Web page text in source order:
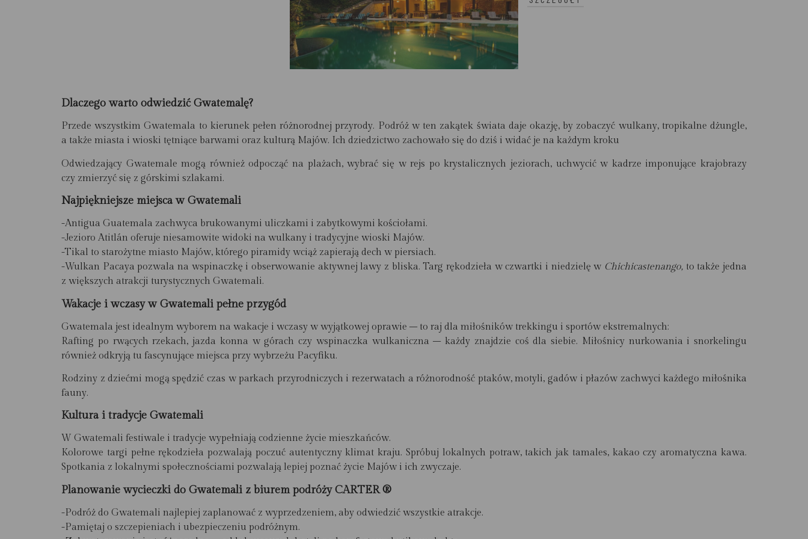
Dlaczego warto odwiedzić Gwatemalę?
Przede wszystkim Gwatemala to kierunek pełen różnorodnej przyrody. Podróż w ten zakątek świata daje okazję, by zobaczyć wulkany, tropikalne dżungle,
a także miasta i wioski tętniące barwami oraz kulturą Majów. Ich dziedzictwo zachowało się do dziś i widać je na każdym kroku
Odwiedzający Gwatemale mogą również odpocząć na plażach, wybrać się w rejs po krystalicznych jeziorach, uchwycić w kadrze imponujące krajobrazy
czy zmierzyć się z górskimi szlakami.
Najpiękniejsze miejsca w Gwatemali
-Antigua Guatemala zachwyca brukowanymi uliczkami i zabytkowymi kościołami.
-Jezioro Atitlán oferuje niesamowite widoki na wulkany i tradycyjne wioski Majów.
-Tikal to starożytne miasto Majów, którego piramidy wciąż zapierają dech w piersiach.
-Wulkan Pacaya pozwala na wspinaczkę i obserwowanie aktywnej lawy z bliska. Targ rękodzieła w czwartki i niedzielę w Chichicastenango, to także jedna
z większych atrakcji turystycznych Gwatemali.
Wakacje i wczasy w Gwatemali pełne przygód
Gwatemala jest idealnym wyborem na wakacje i wczasy w wyjątkowej oprawie – to raj dla miłośników trekkingu i sportów ekstremalnych:
Rafting po rwących rzekach, jazda konna w górach czy wspinaczka wulkaniczna – każdy znajdzie coś dla siebie. Miłośnicy nurkowania i snorkelingu
również odkryją tu fascynujące miejsca przy wybrzeżu Pacyfiku.
Rodziny z dziećmi mogą spędzić czas w parkach przyrodniczych i rezerwatach a różnorodność ptaków, motyli, gadów i płazów zachwyci każdego miłośnika
fauny.
Kultura i tradycje Gwatemali
W Gwatemali festiwale i tradycje wypełniają codzienne życie mieszkańców.
Kolorowe targi pełne rękodzieła pozwalają poczuć autentyczny klimat kraju. Spróbuj lokalnych potraw, takich jak tamales, kakao czy aromatyczna kawa.
Spotkania z lokalnymi społecznościami pozwalają lepiej poznać życie Majów i ich zwyczaje.
Planowanie wycieczki do Gwatemali z biurem podróży CARTER ®
-Podróż do Gwatemali najlepiej zaplanować z wyprzedzeniem, aby odwiedzić wszystkie atrakcje.
-Pamiętaj o szczepieniach i ubezpieczeniu podróżnym.